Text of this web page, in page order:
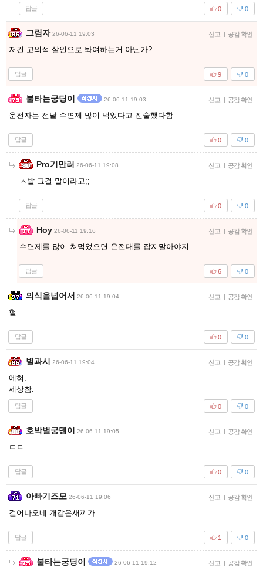
답글 0
0
그림자 26-06-11 19:03 신고 | 공감 확인
저건 고의적 살인으로 봐여하는거 아닌가?
답글 0
9
불타는궁딩이 26-06-11 19:03 신고 | 공감 확인
운전자는 전날 수면제 많이 먹었다고 진술했다함
답글 0
0
Pro기만러 26-06-11 19:08 신고 | 공감 확인
ㅅ발 그걸 말이라고;;
답글 0
0
Hoy 26-06-11 19:16 신고 | 공감 확인
수면제를 많이 쳐먹었으면 운전대를 잡지말아야지
답글 0
6
의식을넘어서 26-06-11 19:04 신고 | 공감 확인
헐
답글 0
0
별과시 26-06-11 19:04 신고 | 공감 확인
에혀.
세상참.
답글 0
0
호박벌궁뎅이 26-06-11 19:05 신고 | 공감 확인
ㄷㄷ
답글 0
0
아빠기즈모 26-06-11 19:06 신고 | 공감 확인
걸어나오네 개같은새끼가
답글 0
1
불타는궁딩이 26-06-11 19:12 신고 | 공감 확인